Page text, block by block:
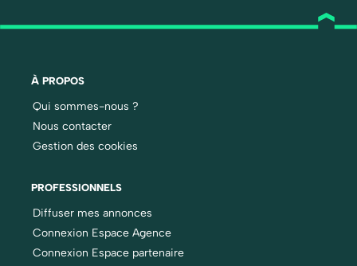
À PROPOS
Qui sommes-nous ?
Nous contacter
Gestion des cookies
PROFESSIONNELS
Diffuser mes annonces
Connexion Espace Agence
Connexion Espace partenaire